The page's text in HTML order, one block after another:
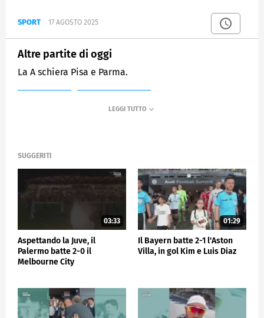
SPORT 17 AGOSTO 2025
Altre partite di oggi
La A schiera Pisa e Parma.
SUGGERITI
03:33
Aspettando la Juve, il
Palermo batte 2-0 il
Melbourne City
01:29
Il Bayern batte 2-1 l'Aston
Villa, in gol Kim e Luis Diaz